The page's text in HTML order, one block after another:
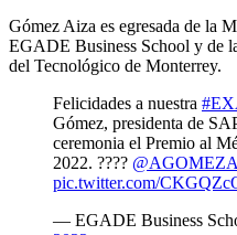
Gómez Aiza es egresada de la
EGADE Business School y de
del Tecnológico de Monterrey.
Felicidades a nuestra
Gómez, presidenta de
ceremonia el Premio al
2022. ????
pic.twitter.com/
— EGADE Business